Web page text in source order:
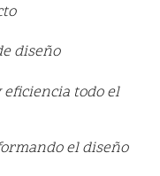
diseño
todo el
el diseño